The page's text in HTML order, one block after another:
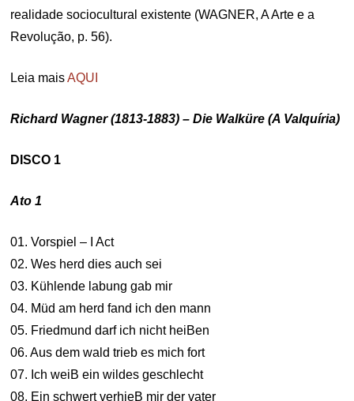
realidade sociocultural existente (WAGNER, A Arte e a
Revolução, p. 56).
Leia maisAQUI
Richard Wagner (1813-1883) – Die Walküre (A Valquíria)
DISCO 1
Ato 1
01. Vorspiel – I Act
02. Wes herd dies auch sei
03. Kühlende labung gab mir
04. Müd am herd fand ich den mann
05. Friedmund darf ich nicht heiBen
06. Aus dem wald trieb es mich fort
07. Ich weiB ein wildes geschlecht
08. Ein schwert verhieB mir der vater